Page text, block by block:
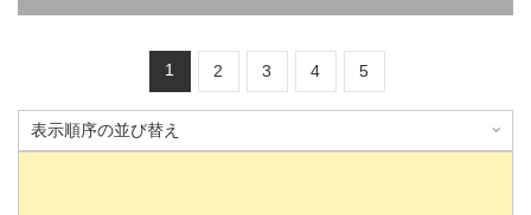
1 2 3 4 5